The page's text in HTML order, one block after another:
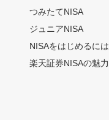
つみたてNISA
ジュニアNISA
NISAをはじめるには
楽天証券NISAの魅力